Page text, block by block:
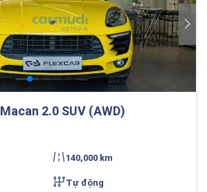
2.0 SUV (AWD)
140,000 km
Tự động